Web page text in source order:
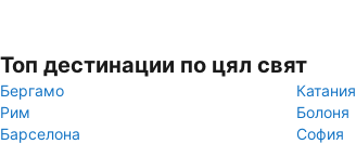
Топ дестинации по цял свят
Бергамо
Катания
Рим
Болоня
Барселона
София